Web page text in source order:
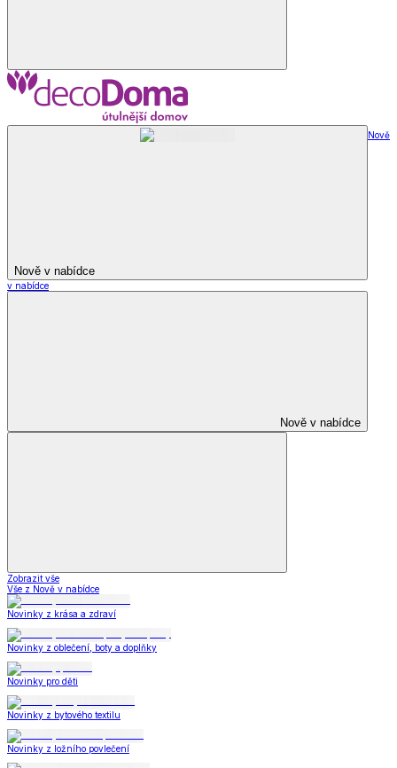
Nově v nabídce
Nově
v nabídce
Nově v nabídce
Zobrazit vše
Vše z Nově v nabídce
Novinky z krása a zdraví
Novinky z oblečení, boty a doplňky
Novinky pro děti
Novinky z bytového textilu
Novinky z ložního povlečení